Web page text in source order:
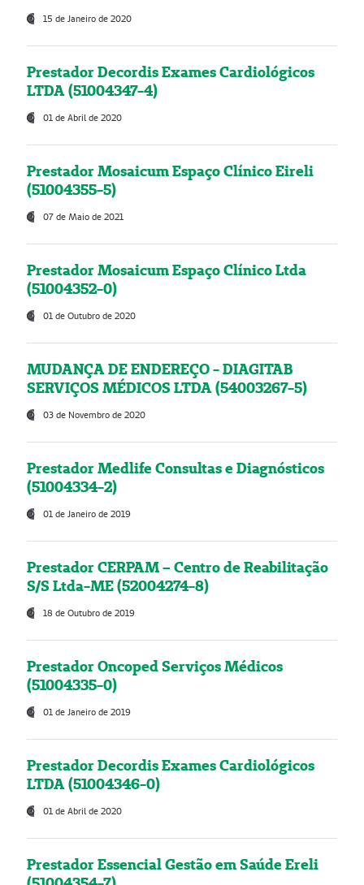
15 de Janeiro de 2020
Prestador Decordis Exames Cardiológicos
LTDA (51004347-4)
01 de Abril de 2020
Prestador Mosaicum Espaço Clínico Eireli
(51004355-5)
07 de Maio de 2021
Prestador Mosaicum Espaço Clínico Ltda
(51004352-0)
01 de Outubro de 2020
MUDANÇA DE ENDEREÇO - DIAGITAB
SERVIÇOS MÉDICOS LTDA (54003267-5)
03 de Novembro de 2020
Prestador Medlife Consultas e Diagnósticos
(51004334-2)
01 de Janeiro de 2019
Prestador CERPAM – Centro de Reabilitação
S/S Ltda-ME (52004274-8)
18 de Outubro de 2019
Prestador Oncoped Serviços Médicos
(51004335-0)
01 de Janeiro de 2019
Prestador Decordis Exames Cardiológicos
LTDA (51004346-0)
01 de Abril de 2020
Prestador Essencial Gestão em Saúde Ereli